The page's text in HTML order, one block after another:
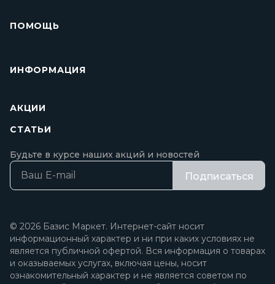
ПОМОЩЬ
ИНФОРМАЦИЯ
АКЦИИ
СТАТЬИ
Будьте в курсе наших акций и новостей
Подписаться
© 2026 Базис Маркет. Интернет-сайт носит
информационный характер и ни при каких условиях не
является публичной офертой. Вся информация о товарах
и оказываемых услугах, включая цены, носит
ознакомительный характер и не является советом по